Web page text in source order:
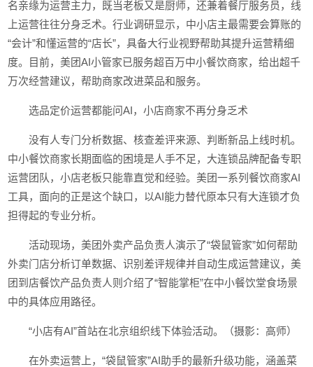
名亲缘为运营主力，既当老板又是厨师，还兼着餐厅服务员，线
上运营往往分身乏术。行业调研显示，中小店主最需要会算账的
“会计”和懂运营的“店长”，具备大行业视野帮助其提升运营精细
度。目前，美团AI小管家已服务超百万中小餐饮商家，给出超千
万次经营建议，帮助商家改进菜品和服务。
选品定价运营都能问AI，小店商家不再分身乏术
没有人专门分析数据、核查差评来源、判断新品上线时机。
中小餐饮商家长期面临的困境是人手不足，大连锁品牌配备专职
运营团队，小店老板只能靠直觉和经验。美团一系列餐饮商家AI
工具，面向的正是这个缺口，以AI能力替代原本只有大连锁才负
担得起的专业分析。
活动现场，美团外卖产品负责人演示了“袋鼠管家”如何帮助
外卖门店分析订单数据、识别差评规律并自动生成运营建议，美
团到店餐饮产品负责人则介绍了“智能掌柜”在中小餐饮堂食场景
中的具体应用路径。
“小店有AI”首站在北京组织线下体验活动。（摄影：高师）
在外卖运营上，“袋鼠管家”AI助手的最新升级功能，涵盖菜